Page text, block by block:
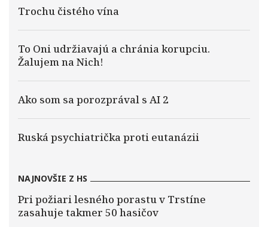
Trochu čistého vína
To Oni udržiavajú a chránia korupciu.
Žalujem na Nich!
Ako som sa porozprával s AI 2
Ruská psychiatrička proti eutanázii
NAJNOVŠIE Z HS
Pri požiari lesného porastu v Trstíne
zasahuje takmer 50 hasičov